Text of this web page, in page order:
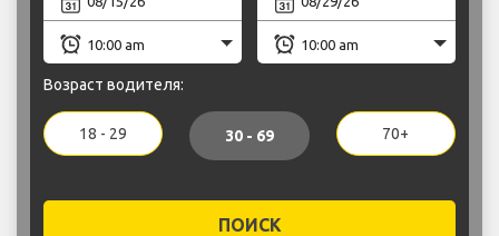
Возраст водителя:
18 - 29 30 - 69 70+
ПОИСК